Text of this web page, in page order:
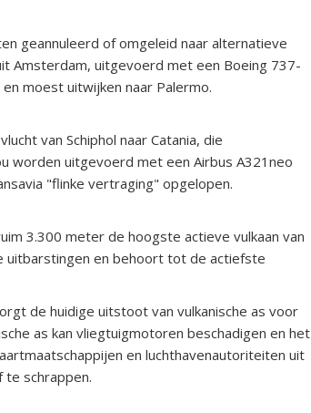
geannuleerd of omgeleid naar alternatieve
Amsterdam, uitgevoerd met een Boeing 737-
moest uitwijken naar Palermo.
van Schiphol naar Catania, die
worden uitgevoerd met een Airbus A321neo
"flinke vertraging" opgelopen.
3.300 meter de hoogste actieve vulkaan van
uitbarstingen en behoort tot de actiefste
de huidige uitstoot van vulkanische as voor
as kan vliegtuigmotoren beschadigen en het
en luchthavenautoriteiten uit
te schrappen.